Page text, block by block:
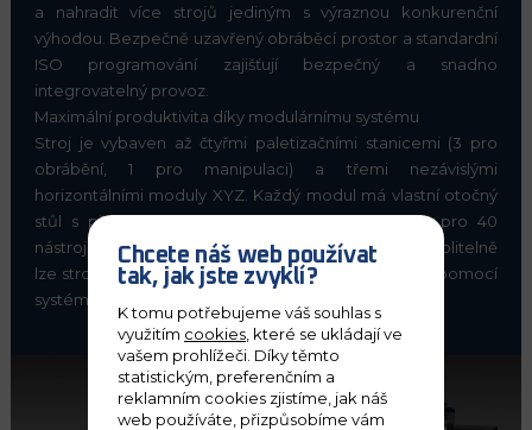
a nahradit více strojů jediným s výraznou konkurenční
výhodou. Bezpečně uzavřený obráběcí prostor a standardní
ISO programování zajišťují bezpečný a snadno
integrovatelný provoz.
Maximální produktivita díky modulárnímu systému
Stroj je vybaven až čtyřmi paletizačními stanicemi (3 pro
obrábění, 1 pro manipulaci) a třemi nezávislými
horizontálními moduly XYZ. Každý modul má vlastní otočný
stůl s přesností 0,001° a nástrojový zásobník až pro 40
nástrojů – celkově tedy až 120 nástrojových pozic. Volitelně
lze stroj vybavit upínáním ISO40 nebo HSK63 a řídit pomocí
systémů Siemens nebo Fanuc.
Chcete náš web používat
tak, jak jste zvyklí?
K tomu potřebujeme váš souhlas s
využitím cookies , které se ukládají ve
vašem prohlížeči. Díky těmto
statistickým, preferenčním a
reklamním cookies zjistíme, jak náš
web používáte, přizpůsobíme vám